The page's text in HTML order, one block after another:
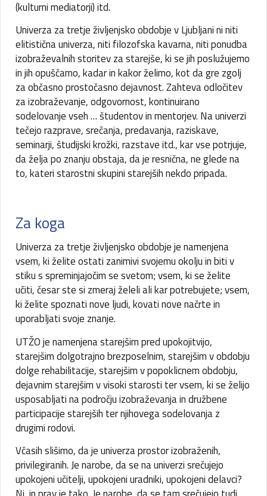
(kulturni mediatorji) itd.
Univerza za tretje življenjsko obdobje v Ljubljani ni niti
elitistična univerza, niti filozofska kavarna, niti ponudba
izobraževalnih storitev za starejše, ki se jih poslužujemo
in jih opuščamo, kadar in kakor želimo, kot da gre zgolj
za občasno prostočasno dejavnost. Zahteva odločitev
za izobraževanje, odgovornost, kontinuirano
sodelovanje vseh … študentov in mentorjev. Na univerzi
tečejo razprave, srečanja, predavanja, raziskave,
seminarji, študijski krožki, razstave itd., kar vse potrjuje,
da želja po znanju obstaja, da je resnična, ne glede na
to, kateri starostni skupini starejših nekdo pripada.
Za koga
Univerza za tretje življenjsko obdobje je namenjena
vsem, ki želite ostati zanimivi svojemu okolju in biti v
stiku s spreminjajočim se svetom; vsem, ki se želite
učiti, česar ste si zmeraj želeli ali kar potrebujete; vsem,
ki želite spoznati nove ljudi, kovati nove načrte in
uporabljati svoje znanje.
UTŽO je namenjena starejšim pred upokojitvijo,
starejšim dolgotrajno brezposelnim, starejšim v obdobju
dolge rehabilitacije, starejšim v popoklicnem obdobju,
dejavnim starejšim v visoki starosti ter vsem, ki se želijo
usposabljati na področju izobraževanja in družbene
participacije starejših ter njihovega sodelovanja z
drugimi rodovi.
Včasih slišimo, da je univerza prostor izobraženih,
privilegiranih. Je narobe, da se na univerzi srečujejo
upokojeni učitelji, upokojeni uradniki, upokojeni delavci?